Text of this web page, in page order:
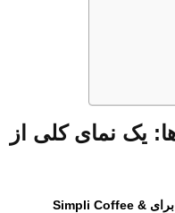
یک نمای کلی از
هندریک پرتوریوس یک آشپز و شیرینی‌پزی برای Simpli Coffee &